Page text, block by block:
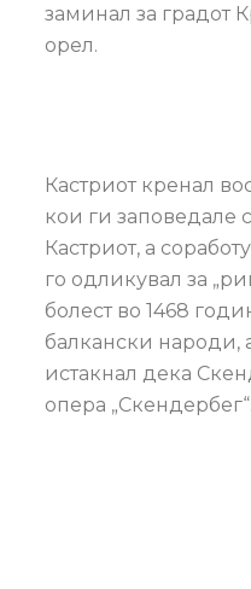
заминал за градот
орел.
Кастриот кренал
кои ги заповедале
Кастриот, а
го одликувал за
болест во 1468
балкански народи,
истакнал дека
опера „Скендербег“.